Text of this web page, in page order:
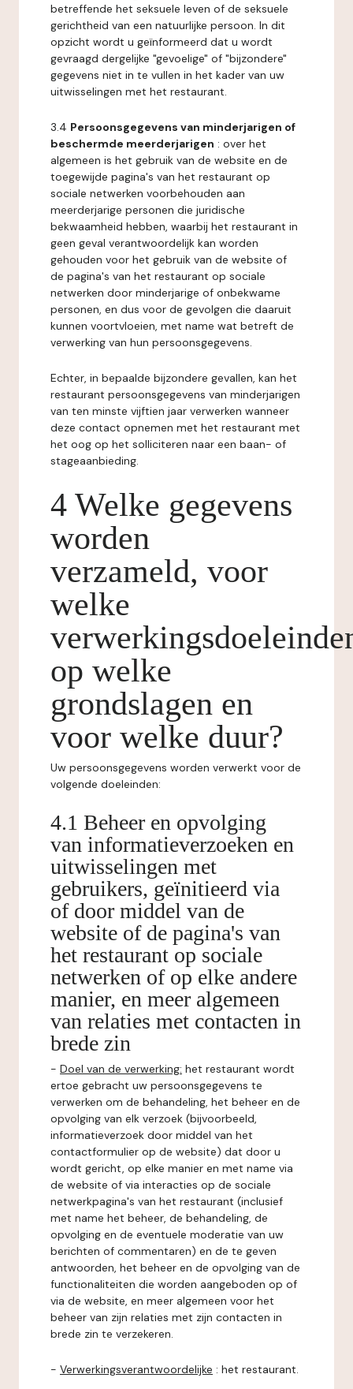
betreffende het seksuele leven of de seksuele
gerichtheid van een natuurlijke persoon. In dit
opzicht wordt u geïnformeerd dat u wordt
gevraagd dergelijke "gevoelige" of "bijzondere"
gegevens niet in te vullen in het kader van uw
uitwisselingen met het restaurant.
3.4 Persoonsgegevens van minderjarigen of
beschermde meerderjarigen : over het
algemeen is het gebruik van de website en de
toegewijde pagina's van het restaurant op
sociale netwerken voorbehouden aan
meerderjarige personen die juridische
bekwaamheid hebben, waarbij het restaurant in
geen geval verantwoordelijk kan worden
gehouden voor het gebruik van de website of
de pagina's van het restaurant op sociale
netwerken door minderjarige of onbekwame
personen, en dus voor de gevolgen die daaruit
kunnen voortvloeien, met name wat betreft de
verwerking van hun persoonsgegevens.
Echter, in bepaalde bijzondere gevallen, kan het
restaurant persoonsgegevens van minderjarigen
van ten minste vijftien jaar verwerken wanneer
deze contact opnemen met het restaurant met
het oog op het solliciteren naar een baan- of
stageaanbieding.
4 Welke gegevens
worden
verzameld, voor
welke
op welke
grondslagen en
voor welke duur?
Uw persoonsgegevens worden verwerkt voor de
volgende doeleinden:
4.1 Beheer en opvolging
van informatieverzoeken en
uitwisselingen met
gebruikers, geïnitieerd via
of door middel van de
website of de pagina's van
het restaurant op sociale
netwerken of op elke andere
manier, en meer algemeen
van relaties met contacten in
brede zin
- Doel van de verwerking: het restaurant wordt
ertoe gebracht uw persoonsgegevens te
verwerken om de behandeling, het beheer en de
opvolging van elk verzoek (bijvoorbeeld,
informatieverzoek door middel van het
contactformulier op de website) dat door u
wordt gericht, op elke manier en met name via
de website of via interacties op de sociale
netwerkpagina's van het restaurant (inclusief
met name het beheer, de behandeling, de
opvolging en de eventuele moderatie van uw
berichten of commentaren) en de te geven
antwoorden, het beheer en de opvolging van de
functionaliteiten die worden aangeboden op of
via de website, en meer algemeen voor het
beheer van zijn relaties met zijn contacten in
brede zin te verzekeren.
- Verwerkingsverantwoordelijke : het restaurant.